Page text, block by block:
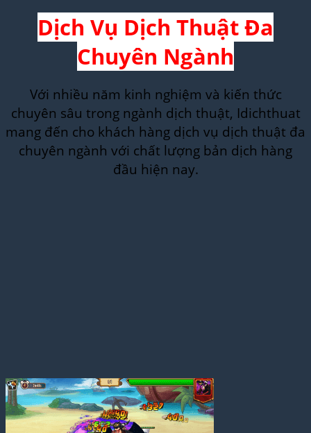
Dịch Vụ Dịch Thuật Đa
Chuyên Ngành
Với nhiều năm kinh nghiệm và kiến thức
chuyên sâu trong ngành dịch thuật, Idichthuat
mang đến cho khách hàng dịch vụ dịch thuật đa
chuyên ngành với chất lượng bản dịch hàng
đầu hiện nay.